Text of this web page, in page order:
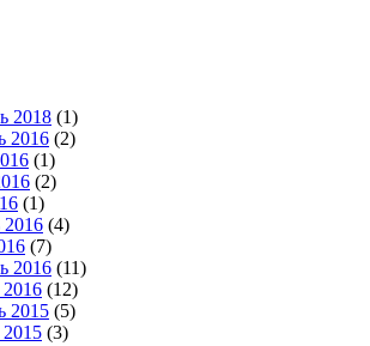
2018 (1)
2016 (2)
(1)
(2)
(1)
2016 (4)
(7)
2016 (11)
(12)
2015 (5)
(3)